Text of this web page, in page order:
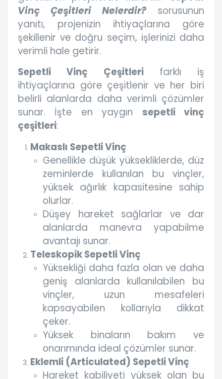
Vinç Çeşitleri Nelerdir?sorusunun
yanıtı, projenizin ihtiyaçlarına göre
şekillenir ve doğru seçim, işlerinizi daha
verimli hale getirir.
Sepetli Vinç Çeşitlerifarklı iş
ihtiyaçlarına göre çeşitlenir ve her biri
belirli alanlarda daha verimli çözümler
sunar. İşte en yaygın sepetli vinç
çeşitleri:
Makaslı Sepetli Vinç
Genellikle düşük yüksekliklerde, düz
zeminlerde kullanılan bu vinçler,
yüksek ağırlık kapasitesine sahip
olurlar.
Düşey hareket sağlarlar ve dar
alanlarda manevra yapabilme
avantajı sunar.
Teleskopik Sepetli Vinç
Yüksekliği daha fazla olan ve daha
geniş alanlarda kullanılabilen bu
vinçler, uzun mesafeleri
kapsayabilen kollarıyla dikkat
çeker.
Yüksek binaların bakım ve
onarımında ideal çözümler sunar.
Eklemli (Articulated) Sepetli Vinç
Hareket kabiliyeti yüksek olan bu